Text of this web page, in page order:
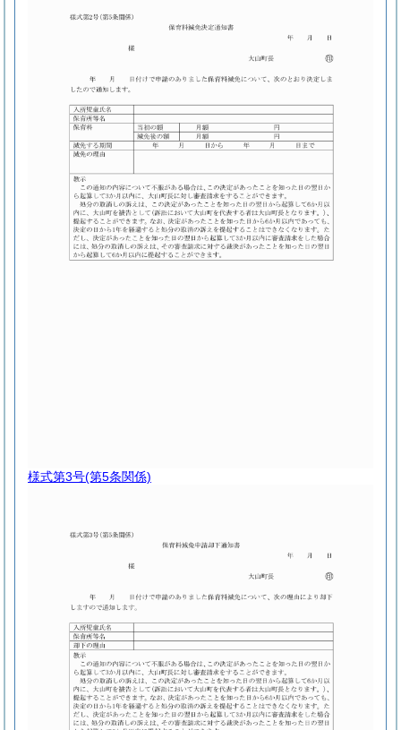
様式第3号(第5条関係)